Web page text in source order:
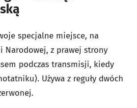
specjalne miejsce, na
Narodowej, z prawej strony
podczas transmisji, kiedy
Używa z reguły dwóch